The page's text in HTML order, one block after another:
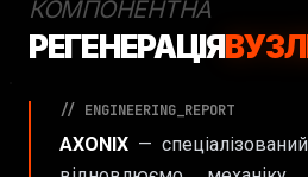
КОМПОНЕНТНА
РЕГЕНЕРАЦІЯ
// ENGINEERING_REPORT
AXONIX —